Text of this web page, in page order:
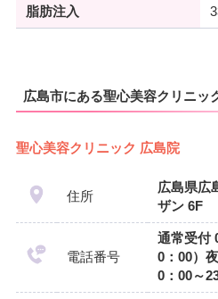
脂肪注入
広島市にある聖心美容クリニッ
聖心美容クリニック 広島院
住所
広島県広
ザン 6F
電話番号
通常受付
0：00）
0：00～